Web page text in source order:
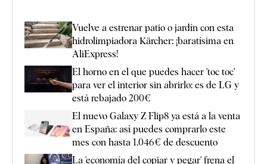
Vuelve a estrenar patio o jardín con esta
hidrolimpiadora Kärcher: ¡baratísima en
AliExpress!
El horno en el que puedes hacer 'toc toc'
para ver el interior sin abrirlo: es de LG y
está rebajado 200€
El nuevo Galaxy Z Flip8 ya está a la venta
en España: así puedes comprarlo este
mes con hasta 1.046€ de descuento
La 'economía del copiar y pegar' frena el